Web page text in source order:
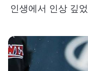
인생에서 인상 깊